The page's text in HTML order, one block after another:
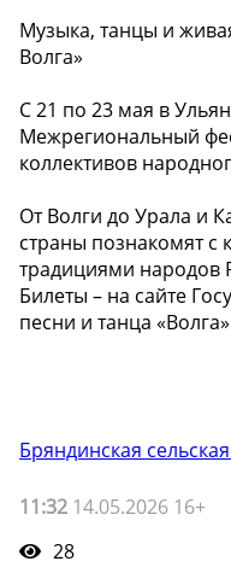
Музыка, танцы и
Волга»
С 21 по 23 мая в
Межрегиональный
коллективов
От Волги до Урала и
страны познакомят с
традициями народов
Билеты – на сайте
песни и танца
Бряндинская
11:32 14.05.2026 16+
28